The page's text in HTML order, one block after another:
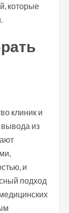
которые
клиник и
из
и
подход